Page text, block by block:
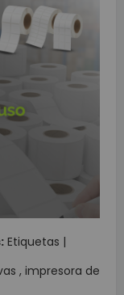
Etiquetas |
, impresora de